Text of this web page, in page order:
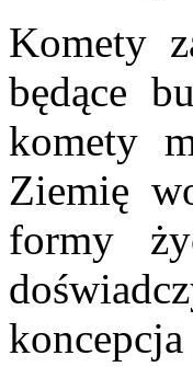
Komety
będące
komety
Ziemię
formy